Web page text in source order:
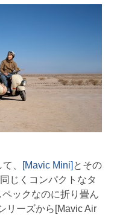
、 [Mavic Mini] とその
同じくコンパクトなタ
ックなのに折り畳ん
リーズから[Mavic Air